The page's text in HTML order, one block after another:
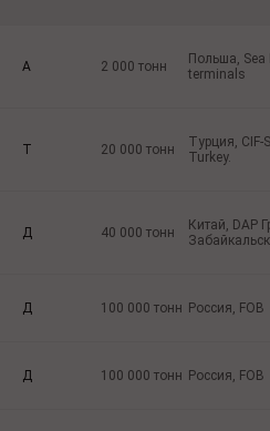
А 2 000 тонн
Польша, Sea
terminals
Т 20 000 тонн
Турция, CIF-
Turkey.
Д 40 000 тонн
Китай, DAP
Д 100 000 тонн Россия, FOB
Д 100 000 тонн Россия, FOB